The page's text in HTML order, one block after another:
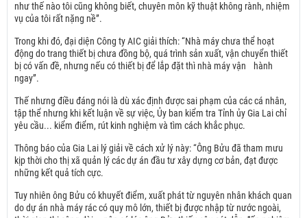
như thế nào tôi cũng không biết, chuyên môn kỹ thuật không rành, nhiệm
vụ của tôi rất nặng nề”.
Trong khi đó, đại diện Công ty AIC giải thích: “Nhà máy chưa thể hoạt
động do trang thiết bị chưa đồng bộ, quá trình sản xuất, vận chuyển thiết
bị có vấn đề, nhưng nếu có thiết bị để lắp đặt thì nhà máy vận hành
ngay”.
Thế nhưng điều đáng nói là dù xác định được sai phạm của các cá nhân,
tập thể nhưng khi kết luận về sự việc, Ủy ban kiểm tra Tỉnh ủy Gia Lai chỉ
yêu cầu... kiểm điểm, rút kinh nghiệm và tìm cách khắc phục.
Thông báo của Gia Lai lý giải về cách xử lý này: “Ông Bửu đã tham mưu
kịp thời cho thị xã quản lý các dự án đầu tư xây dựng cơ bản, đạt được
những kết quả tích cực.
Tuy nhiên ông Bửu có khuyết điểm, xuất phát từ nguyên nhân khách quan
do dự án nhà máy rác có quy mô lớn, thiết bị được nhập từ nước ngoài,